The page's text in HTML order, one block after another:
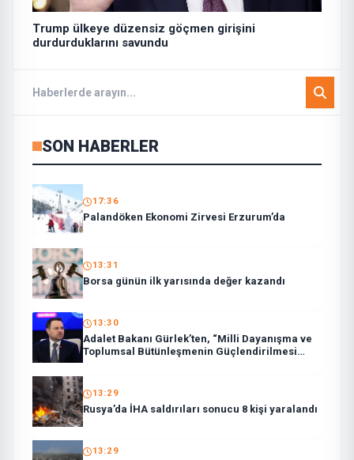
Trump ülkeye düzensiz göçmen girişini
durdurduklarını savundu
SON HABERLER
17:36
Palandöken Ekonomi Zirvesi Erzurum’da
13:31
Borsa günün ilk yarısında değer kazandı
13:30
Adalet Bakanı Gürlek’ten, “Milli Dayanışma ve
Toplumsal Bütünleşmenin Güçlendirilmesi
13:29
Rusya’da İHA saldırıları sonucu 8 kişi yaralandı
13:29